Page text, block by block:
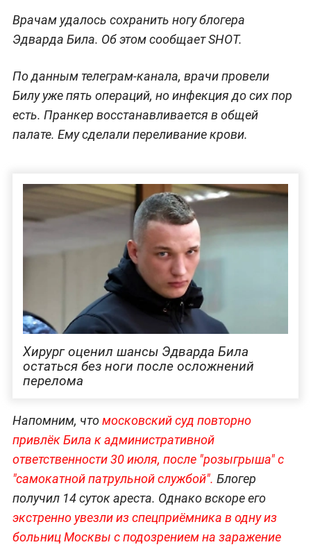
Врачам удалось сохранить ногу блогера
Эдварда Била. Об этом сообщает SHOT.
По данным телеграм-канала, врачи провели
Билу уже пять операций, но инфекция до сих пор
есть. Пранкер восстанавливается в общей
палате. Ему сделали переливание крови.
Хирург оценил шансы Эдварда Била
остаться без ноги после осложнений
перелома
Напомним, чтомосковский суд повторно
привлёк Била к административной
ответственности 30 июля, после "розыгрыша" с
"самокатной патрульной службой". Блогер
получил 14 суток ареста. Однако вскоре его
экстренно увезли из спецприёмника в одну из
больниц Москвы с подозрением на заражение